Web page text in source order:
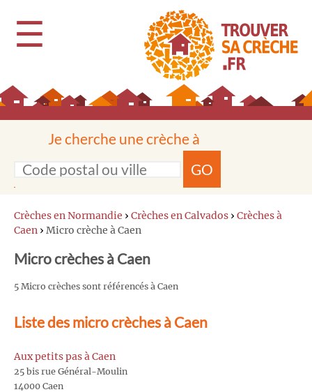
☰
Je cherche une crèche à
GO
Crèches en Normandie › Crèches en Calvados › Crèches à
Caen › Micro crèche à Caen
Micro crèches à Caen
5 Micro crèches sont référencés à Caen
Liste des micro crèches à Caen
Aux petits pas à Caen
25 bis rue Général-Moulin
14000 Caen